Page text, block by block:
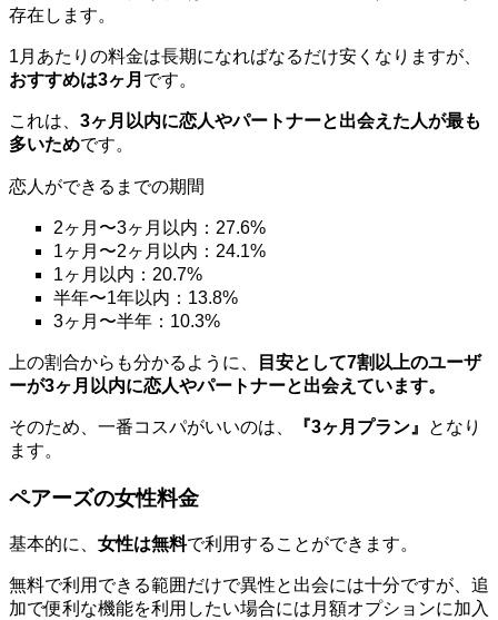
存在します。
1月あたりの料金は長期になればなるだけ安くなりますが、
おすすめは3ヶ月 です。
これは、 3ヶ月以内に恋人やパートナーと出会えた人が最も
多いためです。
恋人ができるまでの期間
2ヶ月〜3ヶ月以内：27.6%
1ヶ月〜2ヶ月以内：24.1%
1ヶ月以内：20.7%
半年〜1年以内：13.8%
3ヶ月〜半年：10.3%
上の割合からも分かるように、
目安として7割以上のユーザ
ーが3ヶ月以内に恋人やパートナーと出会えています。
そのため、一番コスパがいいのは、 『3ヶ月プラン』
となり
ます。
ペアーズの女性料金
基本的に、 女性は無料で利用することができます。
無料で利用できる範囲だけで異性と出会には十分ですが、追
加で便利な機能を利用したい場合には月額オプションに加入